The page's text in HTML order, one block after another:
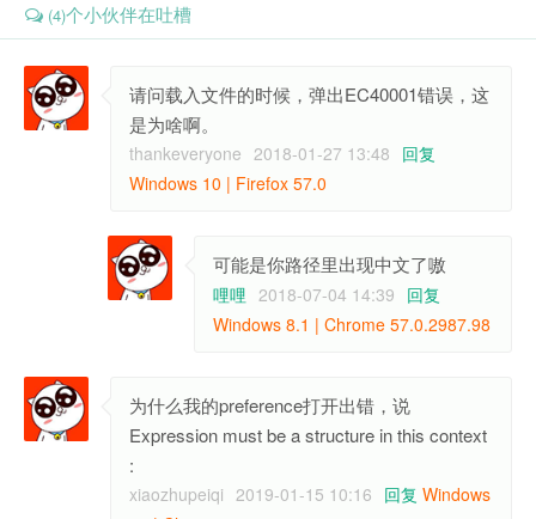
(4)个小伙伴在吐槽
请问载入文件的时候，弹出EC40001错误，这
是为啥啊。
thankeveryone 2018-01-27 13:48 回复
Windows 10 | Firefox 57.0
可能是你路径里出现中文了嗷
哩哩 2018-07-04 14:39 回复
Windows 8.1 | Chrome 57.0.2987.98
为什么我的preference打开出错，说
Expression must be a structure in this context
:
xiaozhupeiqi 2019-01-15 10:16 回复 Windows